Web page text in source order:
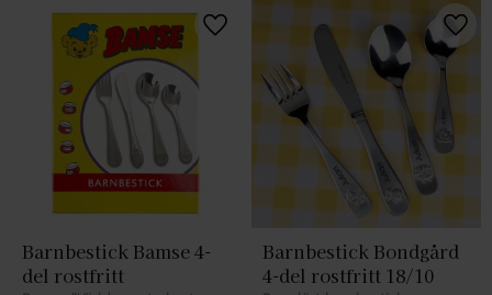
Barnbestick Bamse 4-
del rostfritt
Lägg till i favoriter
Barnbestick Bondgård
4-del rostfritt 18/10